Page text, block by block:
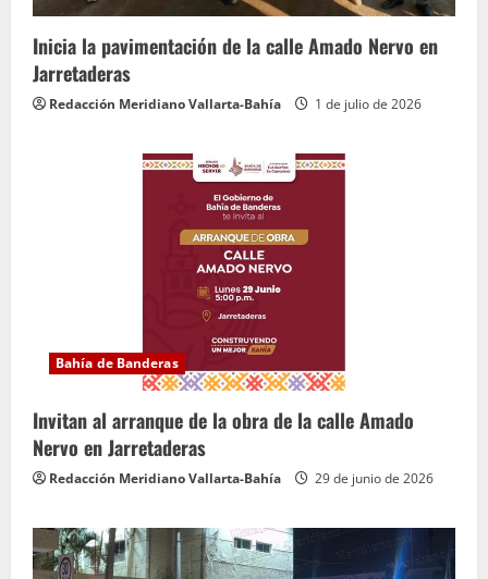
Inicia la pavimentación de la calle Amado Nervo en
Jarretaderas
Redacción Meridiano Vallarta-Bahía 1 de julio de 2026
Bahía de Banderas
Invitan al arranque de la obra de la calle Amado
Nervo en Jarretaderas
Redacción Meridiano Vallarta-Bahía 29 de junio de 2026